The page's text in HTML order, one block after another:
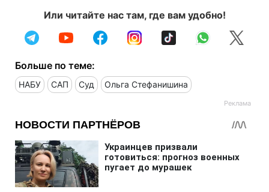
Или читайте нас там, где вам удобно!
Больше по теме:
НАБУ САП Суд Ольга Стефанишина